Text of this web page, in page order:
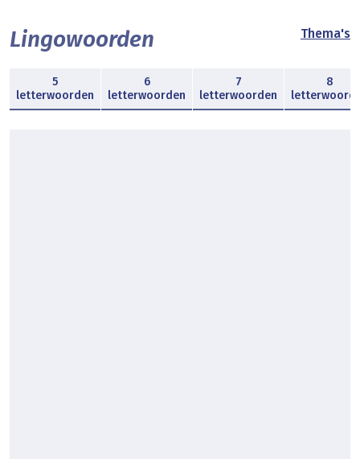
Lingowoorden Thema's
5
letterwoorden
6
letterwoorden
7
letterwoorden
8